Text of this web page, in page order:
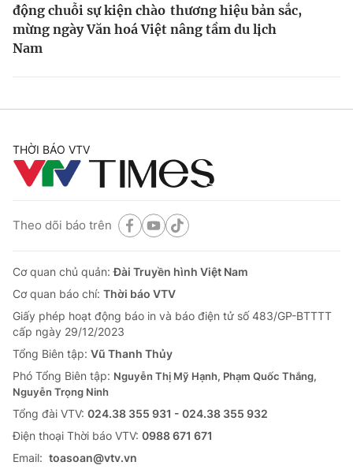
động chuỗi sự kiện chào
mừng ngày Văn hoá Việt
Nam
thương hiệu bản sắc,
nâng tầm du lịch
THỜI BÁO VTV
Theo dõi báo trên
Cơ quan chủ quản:Đài Truyền hình Việt Nam
Cơ quan báo chí: Thời báo VTV
Giấy phép hoạt động báo in và báo điện tử số 483/GP-BTTTT
cấp ngày 29/12/2023
Tổng Biên tập: Vũ Thanh Thủy
Phó Tổng Biên tập: Nguyễn Thị Mỹ Hạnh, Phạm Quốc Thắng,
Nguyễn Trọng Ninh
Tổng đài VTV: 024.38 355 931 - 024.38 355 932
Ðiện thoại Thời báo VTV: 0988 671 671
Email: toasoan@vtv.vn